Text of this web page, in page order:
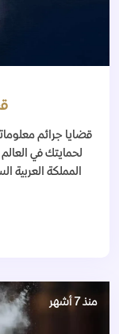
قضايا جرائم
لحمايتك في
المملكة العربية
منذ 7 أشهر